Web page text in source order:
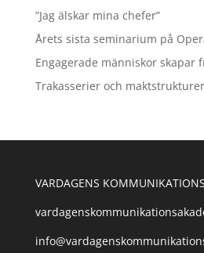
”Jag älskar mina chefer”
Årets sista seminarium på
Engagerade människor skapar
Trakasserier och maktstrukturer
VARDAGENS